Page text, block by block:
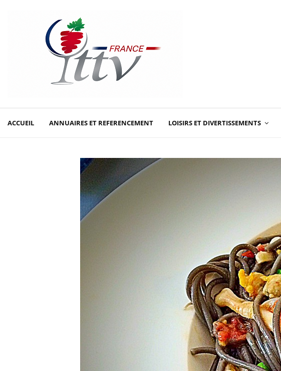
ACCUEIL ANNUAIRES ET REFERENCEMENT LOISIRS ET DIVERTISSEMENTS